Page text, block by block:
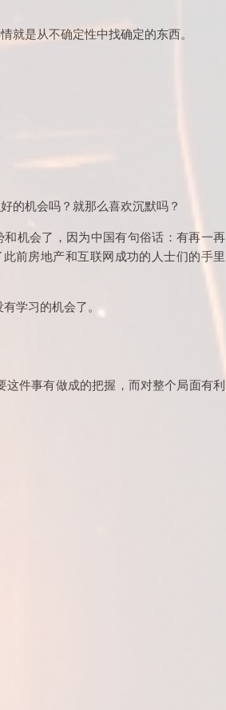
是从不确定性中找确定的东西。
的机会吗？就那么喜欢沉默吗？
机会了，因为中国有句俗话：有再一再
前房地产和互联网成功的人士们的手里
学习的机会了。
件事有做成的把握，而对整个局面有利